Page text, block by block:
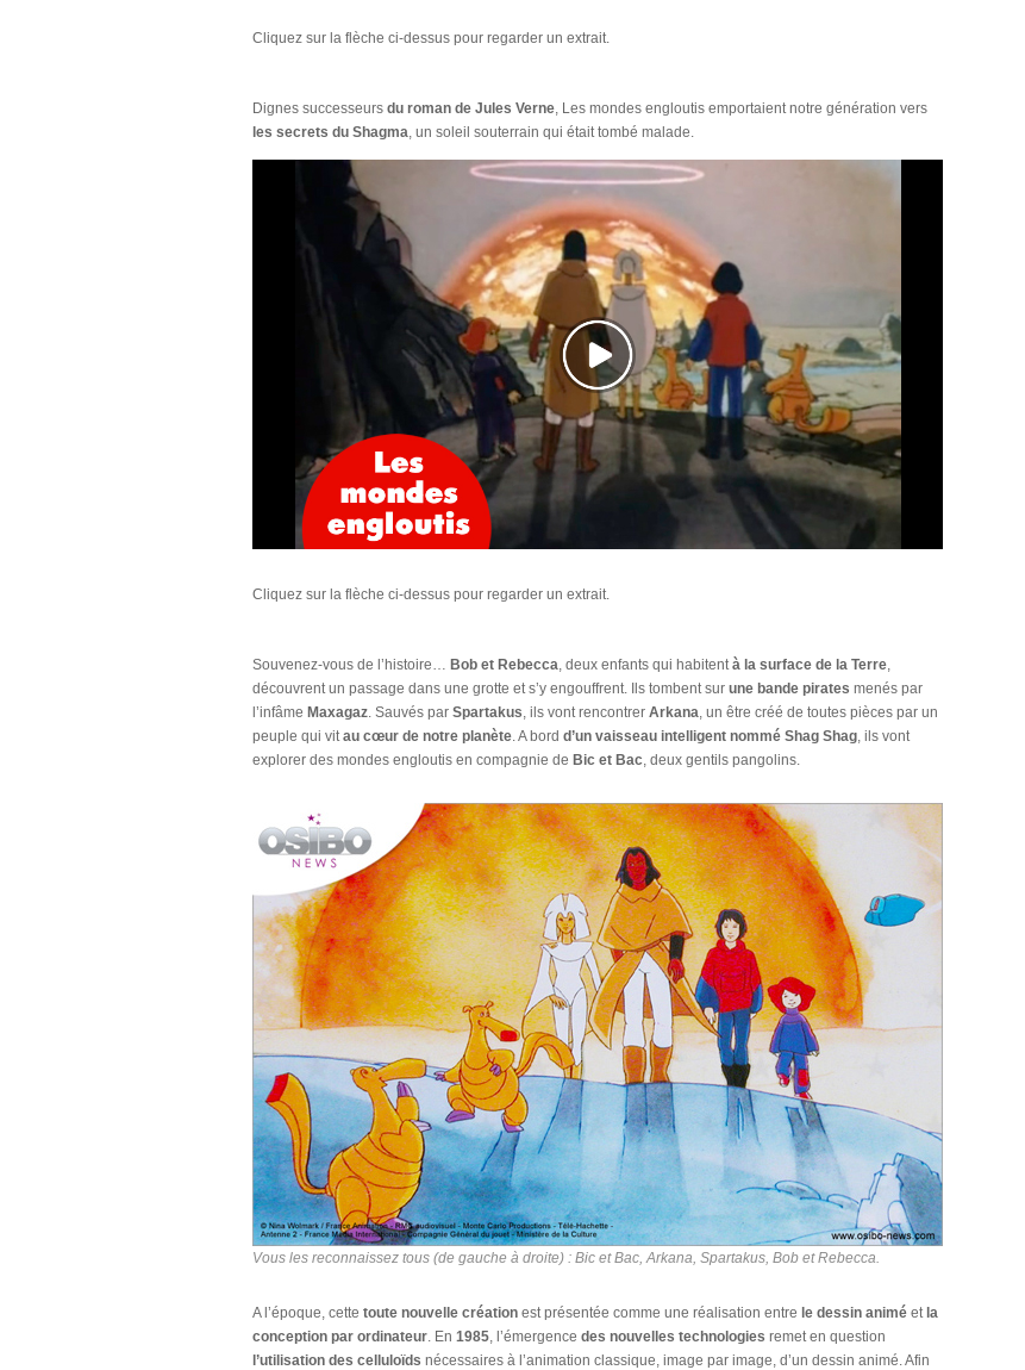
Cliquez sur la flèche ci-dessus pour regarder un extrait.
Dignes successeurs du roman de Jules Verne, Les mondes engloutis emportaient notre génération vers
les secrets du Shagma, un soleil souterrain qui était tombé malade.
Cliquez sur la flèche ci-dessus pour regarder un extrait.
Souvenez-vous de l’histoire… Bob et Rebecca , deux enfants qui habitent à la surface de la Terre
découvrent un passage dans une grotte et s’y engouffrent. Ils tombent sur une bande pirates menés par
l’infâme Maxagaz . Sauvés par Spartakus , ils vont rencontrer Arkana , un être créé de toutes pièces par un
peuple qui vit au cœur de notre planète . A bord d’un vaisseau intelligent nommé Shag Shag , ils vont
explorer des mondes engloutis en compagnie de Bic et Bac , deux gentils pangolins.
Vous les reconnaissez tous (de gauche à droite) : Bic et Bac, Arkana, Spartakus, Bob et Rebecca.
A l’époque, cette toute nouvelle création est présentée comme une réalisation entre le dessin animé et la
conception par ordinateur . En 1985 , l’émergence des nouvelles technologies remet en question
l’utilisation des celluloïds nécessaires à l’animation classique, image par image, d’un dessin animé. Afin